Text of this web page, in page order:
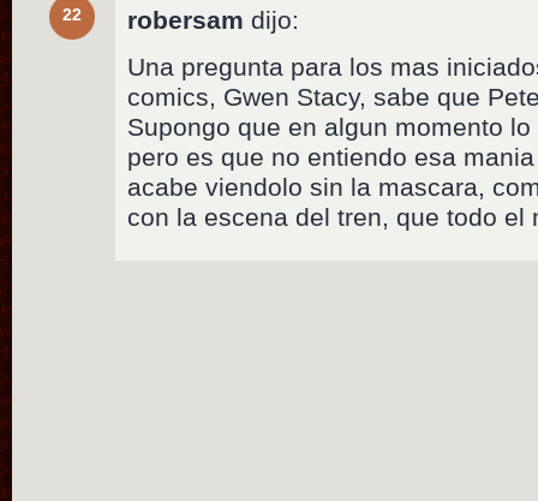
22 robersam dijo:
Una pregunta para los mas
comics, Gwen Stacy, sabe que
Supongo que en algun momento
pero es que no entiendo esa
acabe viendolo sin la mascara,
con la escena del tren, que todo